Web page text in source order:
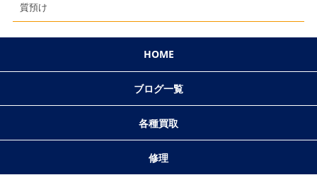
質預け
HOME
ブログ一覧
各種買取
修理